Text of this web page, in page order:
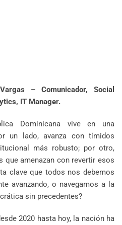
– Comunicador, Social
IT Manager.
Dominicana vive en una
un lado, avanza con tímidos
más robusto; por otro,
que amenazan con revertir esos
clave que todos nos debemos
avanzando, o navegamos a la
sin precedentes?
2020 hasta hoy, la nación ha